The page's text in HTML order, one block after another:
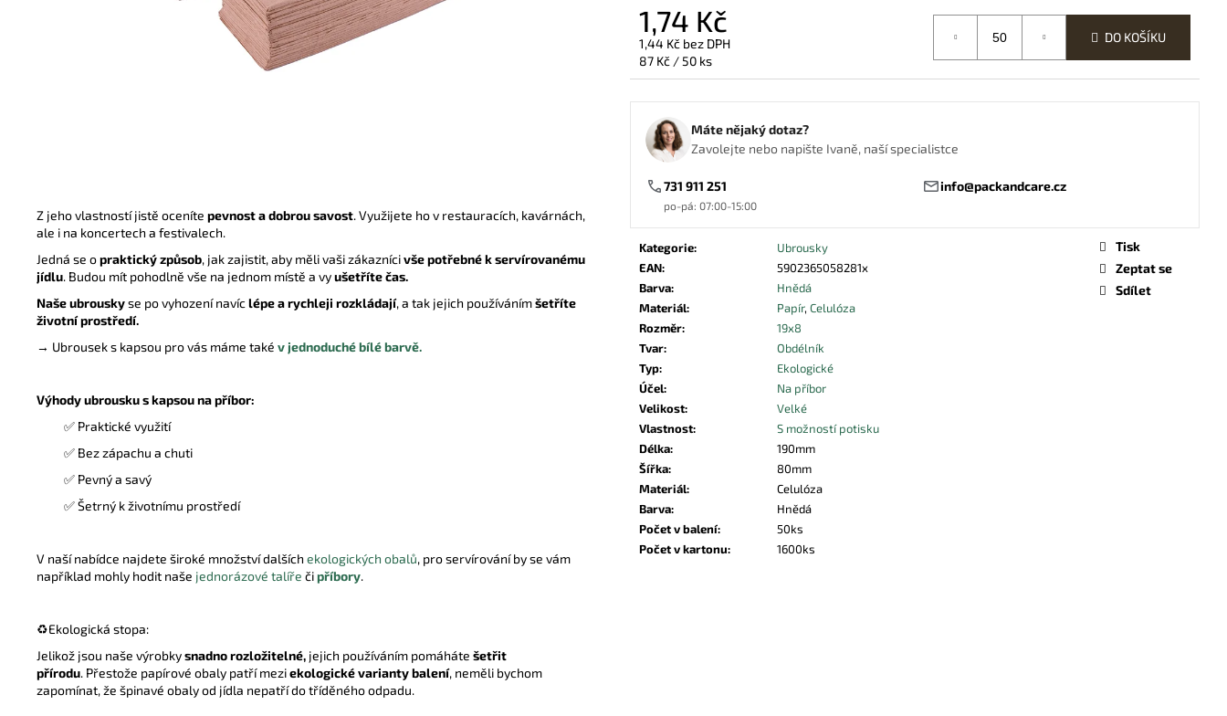
Z jeho vlastností jistě oceníte pevnost a dobrou savost. Využijete ho v restauracích, kavárnách,
ale i na koncertech a festivalech.
Jedná se opraktický způsob, jak zajistit, aby měli vaši zákaznícivše potřebné k servírovanému
jídlu. Budou mít pohodlně vše na jednom místě a vyušetříte čas.
Naše ubrouskyse po vyhození navíclépe a rychleji rozkládají, a tak jejich používánímšetříte
životní prostředí.
→ Ubrousek s kapsou pro vás máme také v jednoduché bílé barvě.
Výhody ubrousku s kapsou na příbor:
✅ Praktické využití
✅ Bez zápachu a chuti
✅ Pevný a savý
✅ Šetrný k životnímu prostředí
V naší nabídce najdete široké množství dalších ekologických obalů, pro servírování by se vám
například mohly hodit naše jednorázové talíře čipříbory.
♻️Ekologická stopa:
Jelikož jsou naše výrobkysnadno rozložitelné, jejich používáním pomáháte šetřit
přírodu. Přestože papírové obaly patří meziekologické varianty balení, neměli bychom
zapomínat, že špinavé obaly od jídla nepatří do tříděného odpadu.
1,74 Kč
1,44 Kč bez DPH
Měrná
cena:
87 Kč / 50 ks
DO KOŠÍKU
Máte nějaký dotaz?
Zavolejte nebo napište Ivaně, naší specialistce
731 911 251
po-pá: 07:00-15:00
info@packandcare.cz
Kategorie:
Ubrousky
EAN:
5902365058281x
Barva:
Hnědá
Materiál: Papír, Celulóza
Rozměr:
19x8
Tvar:
Obdélník
Typ:
Ekologické
Účel:
Na příbor
Velikost:
Velké
Vlastnost:
S možností potisku
Délka:
190mm
Šířka:
80mm
Materiál:
Celulóza
Barva:
Hnědá
Počet v balení:
50ks
Počet v kartonu: 1600ks
Tisk
Zeptat se
Sdílet
ZNOVUPOUŽITELNÉ BRČKO ČERNÉ
PAPÍROVÝ SÁČEK NA PEČIVO HNĚDÝ
340X130X70
ČERNÁ
3,86 Kč